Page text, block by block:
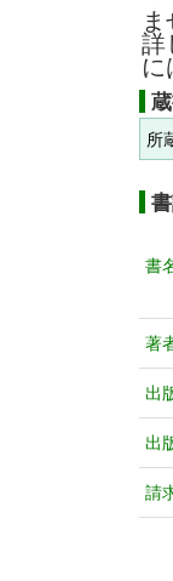
詳
に
所
書
著
出
出
請